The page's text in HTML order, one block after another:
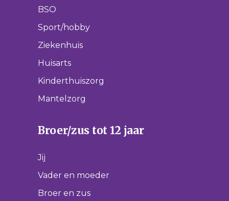
BSO
Sport/hobby
Ziekenhuis
Huisarts
Kinderthuiszorg
Mantelzorg
Broer/zus tot 12 jaar
Jij
Vader en moeder
Broer en zus